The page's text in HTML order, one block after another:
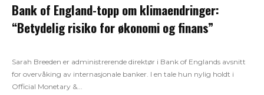
Bank of England-topp om klimaendringer:
“Betydelig risiko for økonomi og finans”
Sarah Breeden er administrerende direktør i Bank of Englands avsnitt
for overvåking av internasjonale banker. I en tale hun nylig holdt i
Official Monetary &...